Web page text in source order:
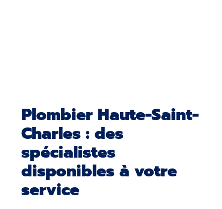
Plombier Haute-Saint-
Charles : des
spécialistes
disponibles à votre
service